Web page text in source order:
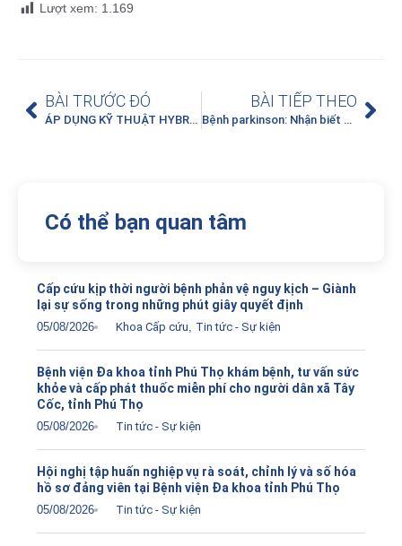
Lượt xem: 1.169
BÀI TRƯỚC ĐÓ
ÁP DỤNG KỸ THUẬT HYBRID TRONG ĐIỀU TRỊ PHÌNH TÁCH ĐỘNG MẠCH CHỦ NGỰC TẠI BỆNH VIỆN ĐA KHOA TỈNH PHÚ THỌ
BÀI TIẾP THEO
Bệnh parkinson: Nhận biết sớm và tuân thủ điều trị để tránh biến chứng
Có thể bạn quan tâm
Cấp cứu kịp thời người bệnh phản vệ nguy kịch – Giành
lại sự sống trong những phút giây quyết định
05/08/2026 Khoa Cấp cứu Tin tức - Sự kiện
Bệnh viện Đa khoa tỉnh Phú Thọ khám bệnh, tư vấn sức
khỏe và cấp phát thuốc miễn phí cho người dân xã Tây
Cốc, tỉnh Phú Thọ
05/08/2026 Tin tức - Sự kiện
Hội nghị tập huấn nghiệp vụ rà soát, chỉnh lý và số hóa
hồ sơ đảng viên tại Bệnh viện Đa khoa tỉnh Phú Thọ
05/08/2026 Tin tức - Sự kiện